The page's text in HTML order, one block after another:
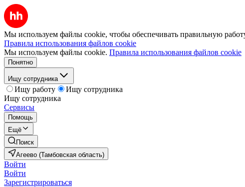
Мы используем файлы cookie, чтобы обеспечивать правильную
Правила использования файлов cookie
Мы используем файлы cookie. Правила использования файлов cookie
Понятно
Ищу сотрудника
Ищу работу
Ищу сотрудника
Ищу сотрудника
Сервисы
Помощь
Ещё
Поиск
Агеево (Тамбовская область)
Войти
Войти
Зарегистрироваться